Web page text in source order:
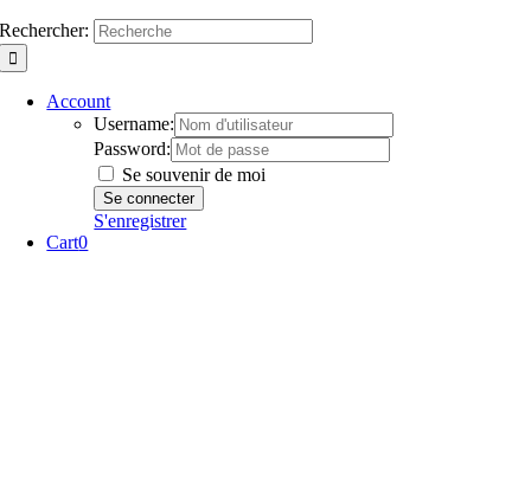
Rechercher:
Account
Username:
Password:
Se souvenir de moi
S'enregistrer
Cart0